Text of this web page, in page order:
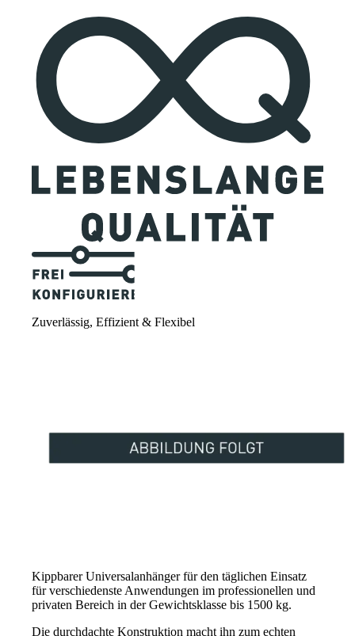
Zuverlässig, Effizient & Flexibel
Kippbarer Universalanhänger für den täglichen Einsatz
für verschiedenste Anwendungen im professionellen und
privaten Bereich in der Gewichtsklasse bis 1500 kg.
Die durchdachte Konstruktion macht ihn zum echten